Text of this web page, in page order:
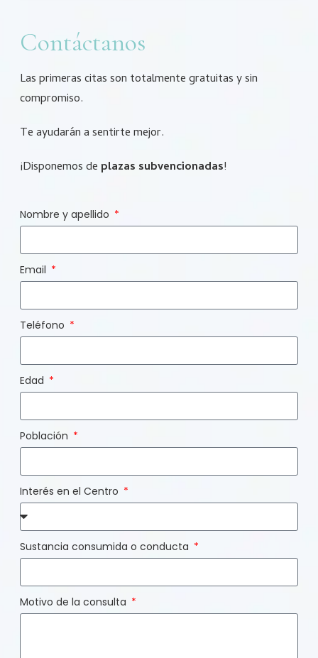
Contáctanos
Las primeras citas son totalmente gratuitas y sin
compromiso.
Te ayudarán a sentirte mejor.
¡Disponemos de plazas subvencionadas!
Nombre y apellido
Email
Teléfono
Edad
Población
Interés en el Centro
Sustancia consumida o conducta
Motivo de la consulta